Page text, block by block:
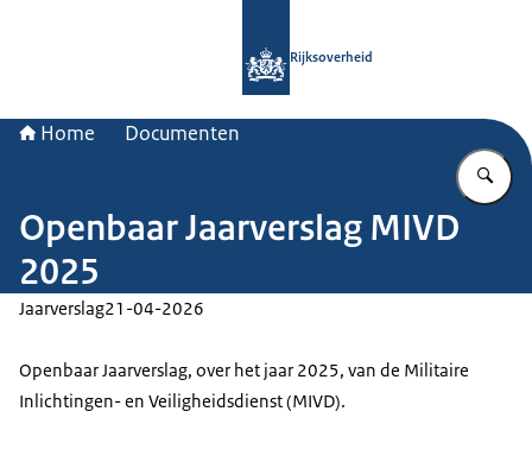
Rijksoverheid
Home Documenten
Openbaar Jaarverslag MIVD
2025
Jaarverslag21-04-2026
Openbaar Jaarverslag, over het jaar 2025, van de Militaire
Inlichtingen- en Veiligheidsdienst (MIVD).